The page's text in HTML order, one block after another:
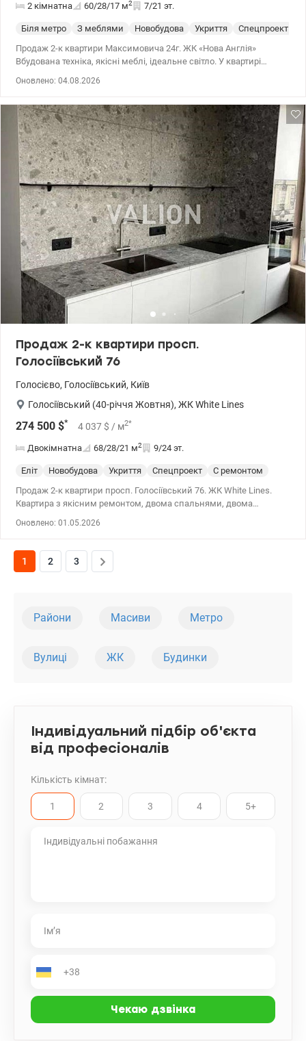
2 кімнатна 60/28/17 м2 7/21 эт.
Біля метро З меблями Новобудова Укриття Спецпроект
Продаж 2-к квартири Максимовича 24г. ЖК «Нова Англія»
Вбудована техніка, якісні меблі, ідеальне світло. У квартирі
Оновлено: 04.08.2026
Продаж 2-к квартири просп.
Голосіївський 76
Голосієво, Голосіївський, Київ
Голосіївський (40-річчя Жовтня), ЖК White Lines
274 500 $* 4 037 $ / м2*
Двокімнатна 68/28/21 м2 9/24 эт.
Еліт Новобудова Укриття Спецпроект
С ремонтом
Продаж 2-к квартири просп. Голосіївський 76. ЖК White Lines.
Квартира з якісним ремонтом, двома спальнями, двома
Оновлено: 01.05.2026
1 2 3
Райони Масиви Метро
Вулиці ЖК Будинки
Індивідуальний підбір об'єкта
від професіоналів
Кількість кімнат:
1 2 3 4 5+